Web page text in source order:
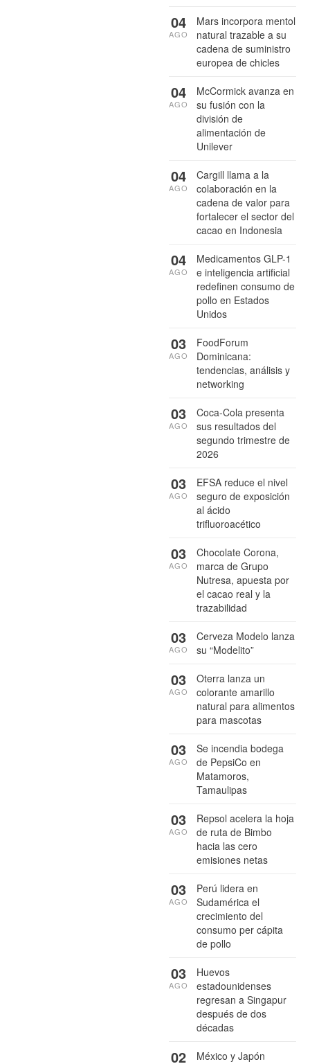
Mars incorpora mentol
natural trazable a su
cadena de suministro
europea de chicles
04
AGO
McCormick avanza en
su fusión con la
división de
alimentación de
Unilever
04
AGO
Cargill llama a la
colaboración en la
cadena de valor para
fortalecer el sector del
cacao en Indonesia
04
AGO
Medicamentos GLP-1
e inteligencia artificial
redefinen consumo de
pollo en Estados
Unidos
04
AGO
FoodForum
Dominicana:
tendencias, análisis y
networking
03
AGO
Coca-Cola presenta
sus resultados del
segundo trimestre de
2026
03
AGO
EFSA reduce el nivel
seguro de exposición
al ácido
trifluoroacético
03
AGO
Chocolate Corona,
marca de Grupo
Nutresa, apuesta por
el cacao real y la
trazabilidad
03
AGO
Cerveza Modelo lanza
su “Modelito”
03
AGO
Oterra lanza un
colorante amarillo
natural para alimentos
para mascotas
03
AGO
Se incendia bodega
de PepsiCo en
Matamoros,
Tamaulipas
03
AGO
Repsol acelera la hoja
de ruta de Bimbo
hacia las cero
emisiones netas
03
AGO
Perú lidera en
Sudamérica el
crecimiento del
consumo per cápita
de pollo
03
AGO
Huevos
estadounidenses
regresan a Singapur
después de dos
décadas
03
AGO
México y Japón
02